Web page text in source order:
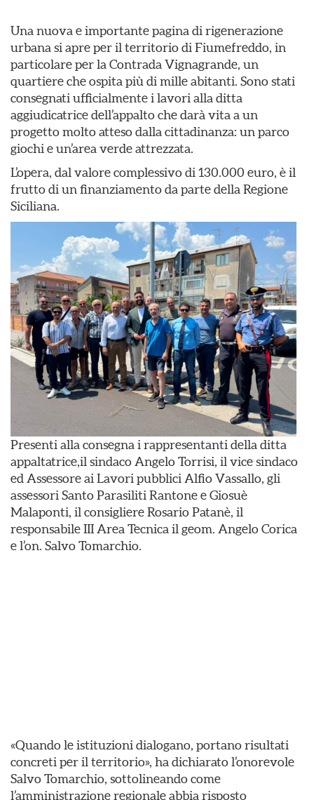
Una nuova e importante pagina di rigenerazione
urbana si apre per il territorio di Fiumefreddo, in
particolare per la Contrada Vignagrande, un
quartiere che ospita più di mille abitanti. Sono stati
consegnati ufficialmente i lavori alla ditta
aggiudicatrice dell’appalto che darà vita a un
progetto molto atteso dalla cittadinanza: un parco
giochi e un’area verde attrezzata.
L’opera, dal valore complessivo di 130.000 euro, è il
frutto di un finanziamento da parte della Regione
Siciliana.
Presenti alla consegna i rappresentanti della ditta
appaltatrice,il sindaco Angelo Torrisi, il vice sindaco
ed Assessore ai Lavori pubblici Alfio Vassallo, gli
assessori Santo Parasiliti Rantone e Giosuè
Malaponti, il consigliere Rosario Patanè, il
responsabile III Area Tecnica il geom. Angelo Corica
e l’on. Salvo Tomarchio.
«Quando le istituzioni dialogano, portano risultati
concreti per il territorio», ha dichiarato l’onorevole
Salvo Tomarchio, sottolineando come
l’amministrazione regionale abbia risposto